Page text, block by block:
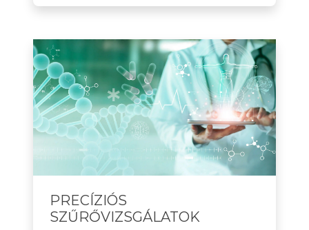
PRECÍZIÓS
SZŰRŐVIZSGÁLATOK